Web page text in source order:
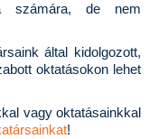
számára, de nem
által kidolgozott,
oktatásokon lehet
vagy oktatásainkkal
!